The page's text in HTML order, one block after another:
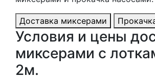
Доставка миксерами
Условия и цены
миксерами с
2м.